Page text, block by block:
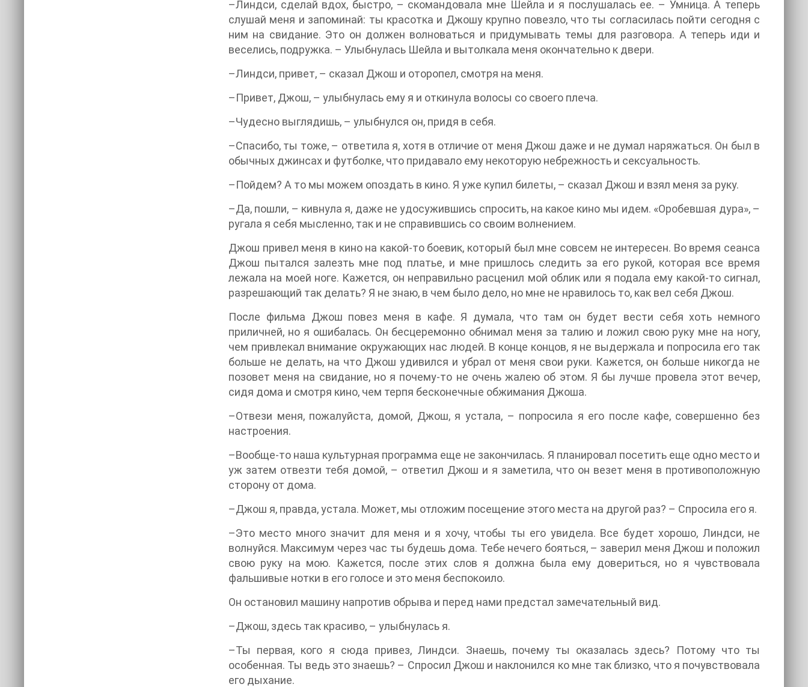
–Линдси, сделай вдох, быстро, – скомандовала мне Шейла и я послушалась ее. – Умница. А теперь
слушай меня и запоминай: ты красотка и Джошу крупно повезло, что ты согласилась пойти сегодня с
ним на свидание. Это он должен волноваться и придумывать темы для разговора. А теперь иди и
веселись, подружка. – Улыбнулась Шейла и вытолкала меня окончательно к двери.
–Линдси, привет, – сказал Джош и оторопел, смотря на меня.
–Привет, Джош, – улыбнулась ему я и откинула волосы со своего плеча.
–Чудесно выглядишь, – улыбнулся он, придя в себя.
–Спасибо, ты тоже, – ответила я, хотя в отличие от меня Джош даже и не думал наряжаться. Он был в
обычных джинсах и футболке, что придавало ему некоторую небрежность и сексуальность.
–Пойдем? А то мы можем опоздать в кино. Я уже купил билеты, – сказал Джош и взял меня за руку.
–Да, пошли, – кивнула я, даже не удосужившись спросить, на какое кино мы идем. «Оробевшая дура», –
ругала я себя мысленно, так и не справившись со своим волнением.
Джош привел меня в кино на какой-то боевик, который был мне совсем не интересен. Во время сеанса
Джош пытался залезть мне под платье, и мне пришлось следить за его рукой, которая все время
лежала на моей ноге. Кажется, он неправильно расценил мой облик или я подала ему какой-то сигнал,
разрешающий так делать? Я не знаю, в чем было дело, но мне не нравилось то, как вел себя Джош.
После фильма Джош повез меня в кафе. Я думала, что там он будет вести себя хоть немного
приличней, но я ошибалась. Он бесцеремонно обнимал меня за талию и ложил свою руку мне на ногу,
чем привлекал внимание окружающих нас людей. В конце концов, я не выдержала и попросила его так
больше не делать, на что Джош удивился и убрал от меня свои руки. Кажется, он больше никогда не
позовет меня на свидание, но я почему-то не очень жалею об этом. Я бы лучше провела этот вечер,
сидя дома и смотря кино, чем терпя бесконечные обжимания Джоша.
–Отвези меня, пожалуйста, домой, Джош, я устала, – попросила я его после кафе, совершенно без
настроения.
–Вообще-то наша культурная программа еще не закончилась. Я планировал посетить еще одно место и
уж затем отвезти тебя домой, – ответил Джош и я заметила, что он везет меня в противоположную
сторону от дома.
–Джош я, правда, устала. Может, мы отложим посещение этого места на другой раз? – Спросила его я.
–Это место много значит для меня и я хочу, чтобы ты его увидела. Все будет хорошо, Линдси, не
волнуйся. Максимум через час ты будешь дома. Тебе нечего бояться, – заверил меня Джош и положил
свою руку на мою. Кажется, после этих слов я должна была ему довериться, но я чувствовала
фальшивые нотки в его голосе и это меня беспокоило.
Он остановил машину напротив обрыва и перед нами предстал замечательный вид.
–Джош, здесь так красиво, – улыбнулась я.
–Ты первая, кого я сюда привез, Линдси. Знаешь, почему ты оказалась здесь? Потому что ты
особенная. Ты ведь это знаешь? – Спросил Джош и наклонился ко мне так близко, что я почувствовала
его дыхание.